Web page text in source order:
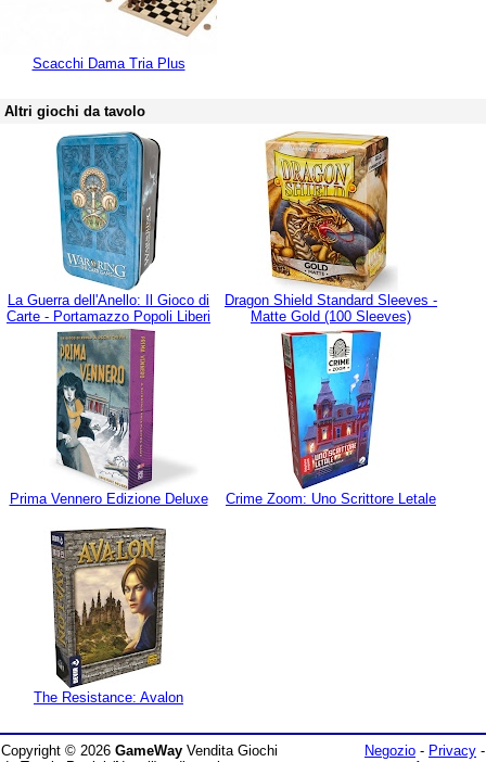
Scacchi Dama Tria Plus
Altri giochi da tavolo
La Guerra dell'Anello: Il Gioco di
Carte - Portamazzo Popoli Liberi
Dragon Shield Standard Sleeves -
Matte Gold (100 Sleeves)
Prima Vennero Edizione Deluxe Crime Zoom: Uno Scrittore Letale
The Resistance: Avalon
Copyright © 2026 GameWay Vendita Giochi
Negozio - Privacy -